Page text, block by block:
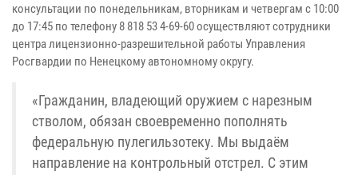
консультации по понедельникам, вторникам и четвергам с 10:00
до 17:45 по телефону 8 818 53 4-69-60 осуществляют сотрудники
центра лицензионно-разрешительной работы Управления
Росгвардии по Ненецкому автономному округу.
«Гражданин, владеющий оружием с нарезным
стволом, обязан своевременно пополнять
федеральную пулегильзотеку. Мы выдаём
направление на контрольный отстрел. С этим